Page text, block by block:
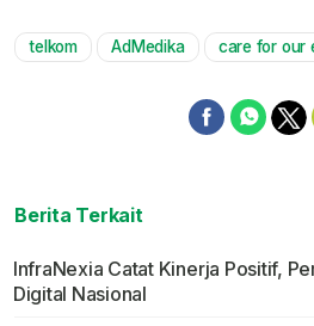
telkom AdMedika care for our
Berita Terkait
InfraNexia Catat Kinerja Positif,
Digital Nasional